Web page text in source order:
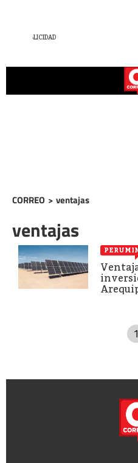
CORREO > ventajas
ventajas
1